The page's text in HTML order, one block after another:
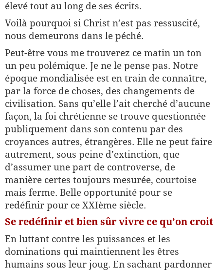
élevé tout au long de ses écrits.
Voilà pourquoi si Christ n’est pas ressuscité,
nous demeurons dans le péché.
Peut-être vous me trouverez ce matin un ton
un peu polémique. Je ne le pense pas. Notre
époque mondialisée est en train de connaître,
par la force de choses, des changements de
civilisation. Sans qu’elle l’ait cherché d’aucune
façon, la foi chrétienne se trouve questionnée
publiquement dans son contenu par des
croyances autres, étrangères. Elle ne peut faire
autrement, sous peine d’extinction, que
d’assumer une part de controverse, de
manière certes toujours mesurée, courtoise
mais ferme. Belle opportunité pour se
redéfinir pour ce XXIème siècle.
Se redéfinir et bien sûr vivre ce qu’on croit
En luttant contre les puissances et les
dominations qui maintiennent les êtres
humains sous leur joug. En sachant pardonner